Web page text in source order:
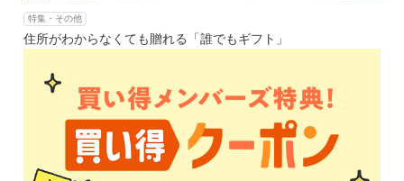
特集・その他
住所がわからなくても贈れる「誰でもギフト」